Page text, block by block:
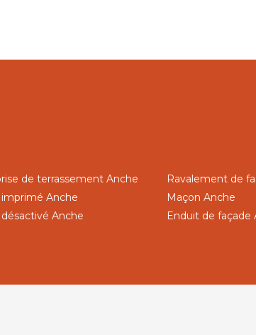
de terrassement Anche
Anche
Anche
Ravalement de
Maçon Anche
Enduit de façade